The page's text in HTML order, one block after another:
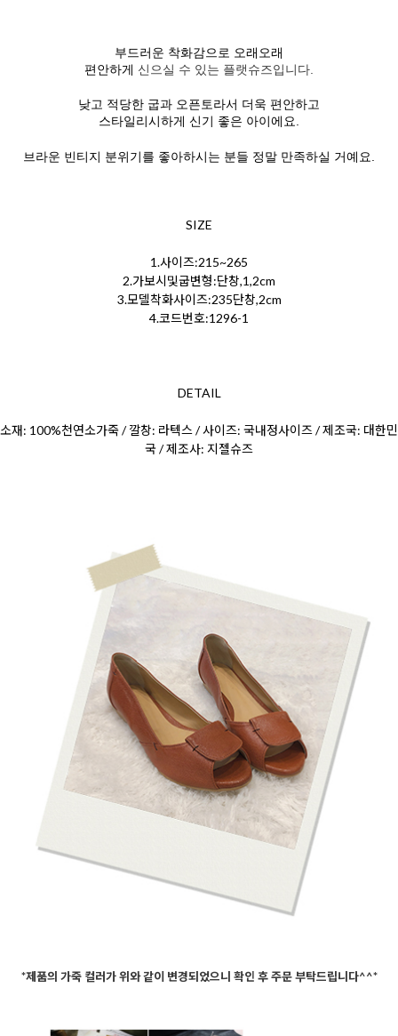
부드러운 착화감으로 오래오래
편안하게 신으실 수 있는 플랫슈즈입니다.
낮고 적당한 굽과 오픈토라서 더욱 편안하고
스타일리시하게 신기 좋은 아이에요.
브라운 빈티지 분위기를 좋아하시는 분들 정말 만족하실 거예요.
SIZE
1.사이즈:215~265
2.가보시및굽변형:단창,1,2cm
3.모델착화사이즈:235단창,2cm
4.코드번호:1296-1
DETAIL
소재: 100%천연소가죽 / 깔창: 라텍스 / 사이즈: 국내정사이즈 / 제조국: 대한민
국 / 제조사: 지젤슈즈
*제품의 가죽 컬러가 위와 같이 변경되었으니 확인 후 주문 부탁드립니다^^*